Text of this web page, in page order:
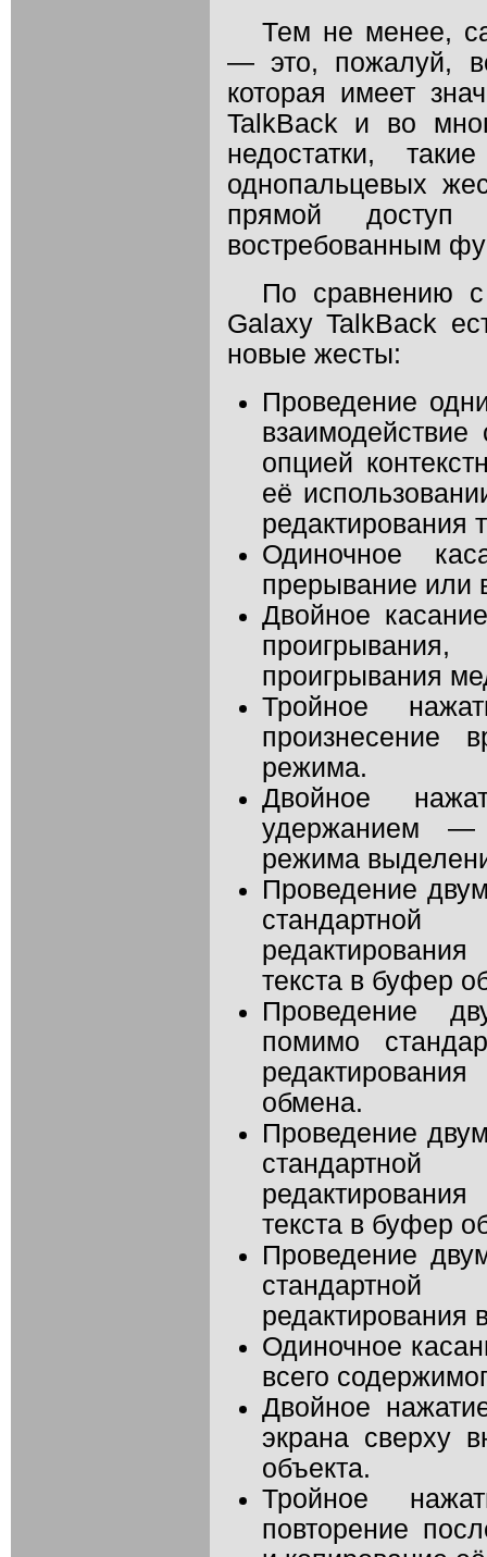
Тем не менее,
— это, пожалуй,
которая имеет
TalkBack и во
недостатки,
однопальцевых
прямой
востребованным
По сравнению
Galaxy TalkBack
новые жесты:
Проведение
опцией
её
редактирования
Одиночное
прерывание или
Двойное
проигрывания
Тройное
произнесение
режима.
Двойное
удержанием —
режима
Проведение
текста в буфер
Проведение
помимо
обмена.
Проведение
текста в буфер
Проведение
редактирования
Одиночное
всего
Двойное
экрана сверху
объекта.
Тройное
повторение